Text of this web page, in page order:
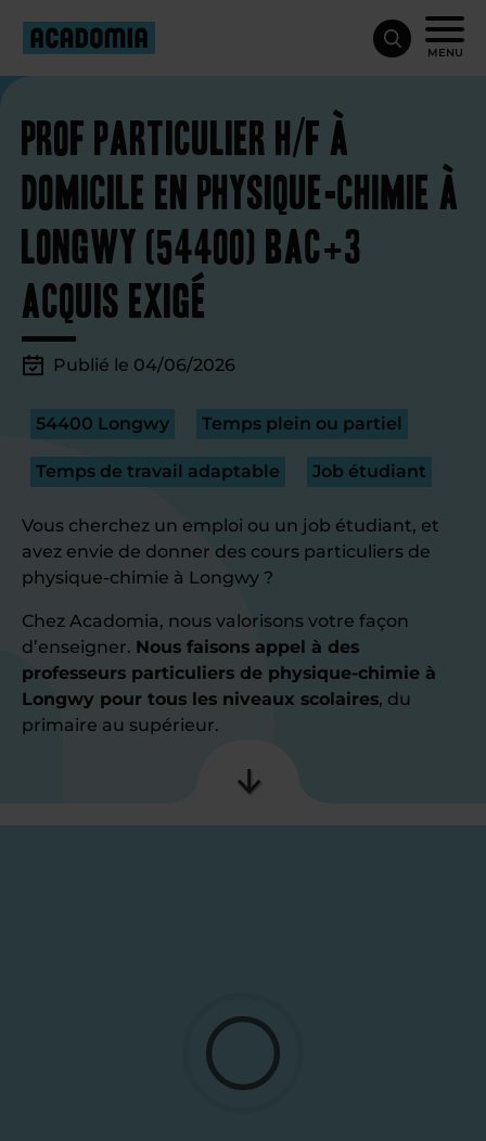
MENU
Prof particulier H/F à
domicile en physique-chimie à
Longwy (54400) Bac+3
acquis exigé
Publié le 04/06/2026
54400 Longwy Temps plein ou partiel
Temps de travail adaptable Job étudiant
Vous cherchez un emploi ou un job étudiant, et
avez envie de donner des cours particuliers de
physique-chimie à Longwy ?
Chez Acadomia, nous valorisons votre façon
d’enseigner. Nous faisons appel à des
professeurs particuliers de physique-chimie à
Longwy pour tous les niveaux scolaires, du
primaire au supérieur.